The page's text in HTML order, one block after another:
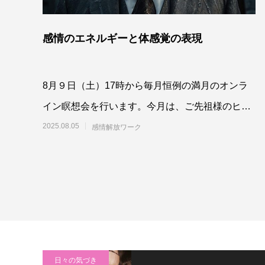
感情のエネルギーと体感覚の表現
8月９日（土）17時から毎月恒例の満月のオンラ
イン瞑想会を行います。今月は、ご先祖様のヒー
リングもやっていきます！参加の詳細、
2025.08.05 感情解放ワーク
日々の気づき